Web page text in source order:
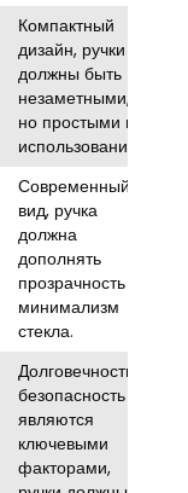
Компактный
дизайн, ручки
должны быть
незаметными,
но простыми в
использовании..
Современный
вид, ручка
должна
дополнять
прозрачность и
минимализм
стекла.
Долговечность и
безопасность
являются
ключевыми
факторами,